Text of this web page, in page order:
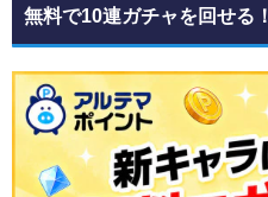
無料で10連ガチャを回せる！